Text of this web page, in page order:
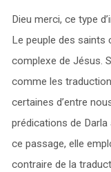
Dieu merci, ce type
Le peuple des saints
complexe de Jésus.
comme les
certaines d’entre
prédications de
ce passage, elle
contraire de la